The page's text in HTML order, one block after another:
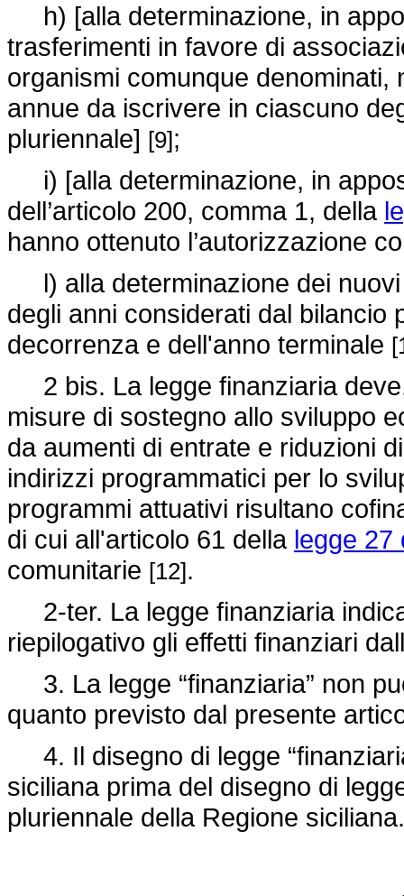
h) [alla determinazione, in
trasferimenti in favore di
organismi comunque
annue da iscrivere in ciascuno
pluriennale] [9];
i) [alla determinazione, in
dell’articolo 200, comma 1, della
hanno ottenuto l’autorizzazione
l) alla determinazione dei nuovi
degli anni considerati dal bilancio
decorrenza e dell'anno terminale
2 bis. La legge finanziaria
misure di sostegno allo sviluppo
da aumenti di entrate e riduzioni
indirizzi programmatici per lo
programmi attuativi risultano
di cui all'articolo 61 della legge 27
comunitarie [12].
2-ter. La legge finanziaria
riepilogativo gli effetti finanziari
3. La legge “finanziaria” non
quanto previsto dal presente
4. Il disegno di legge
siciliana prima del disegno di
pluriennale della Regione siciliana.